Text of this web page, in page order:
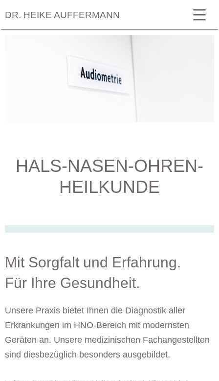
DR. HEIKE AUFFERMANN
HALS-NASEN-OHREN-
HEILKUNDE
Mit Sorgfalt und Erfahrung.
Für Ihre Gesundheit.​
Unsere Praxis bietet Ihnen die Diagnostik aller
Erkrankungen im HNO-Bereich mit modernsten
Geräten an. Unsere medizinischen Fachangestellten
sind diesbezüglich besonders ausgebildet.